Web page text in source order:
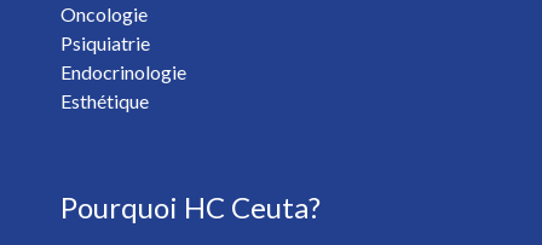
Vous voulez recevoir les nouvelles de HC Hospitales? *
Oui
Non
Confidentialité. *
Oncologie
Psiquiatrie
Endocrinologie
Esthétique
Pourquoi HC Ceuta?